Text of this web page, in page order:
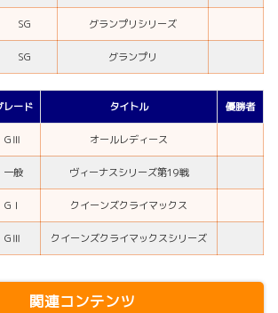
SG グランプリシリーズ
SG グランプリ
レード タイトル 優勝者
GⅢ オールレディース
一般 ヴィーナスシリーズ第19戦
GⅠ クイーンズクライマックス
GⅢ クイーンズクライマックスシリーズ
関連コンテンツ